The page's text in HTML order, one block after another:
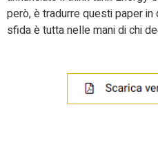
però, è tradurre questi paper
sfida è tutta nelle mani di chi